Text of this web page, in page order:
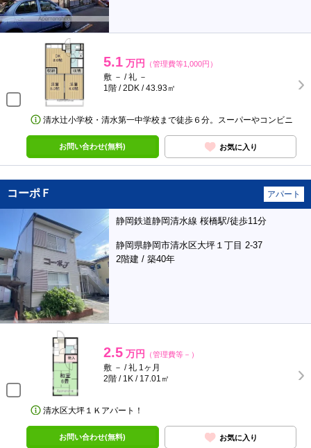
5.1 万円 （管理費等1,000円）
敷 － / 礼 －
1階 / 2DK / 43.93㎡
清水辻小学校・清水第一中学校まで徒歩６分。スーパーやコンビニ
お問い合わせ(無料) お気に入り
コーポＦ アパート
静岡鉄道静岡清水線 桜橋駅/徒歩11分
静岡県静岡市清水区大坪１丁目 2-37
2階建 / 築40年
2.5 万円 （管理費等－）
敷 － / 礼 1ヶ月
2階 / 1K / 17.01㎡
清水区大坪１Ｋアパート！
お問い合わせ(無料) お気に入り